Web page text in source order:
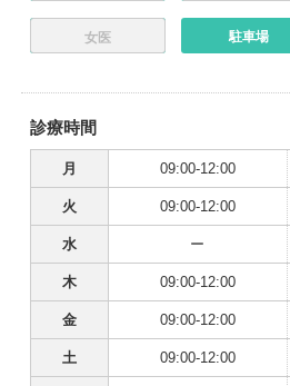
女医 駐車場
診療時間
月 09:00-12:00
火 09:00-12:00
水 ー
木 09:00-12:00
金 09:00-12:00
土 09:00-12:00